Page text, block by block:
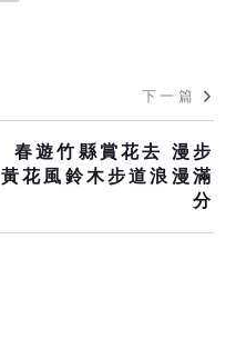
下一篇
春遊竹縣賞花去 漫步
黃花風鈴木步道浪漫滿
分